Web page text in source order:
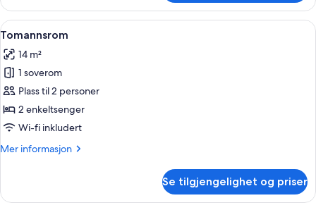
1
queensize-
seng
Åpne
alle
bildene
av
Tomannsrom
Allergitestet sengetøy, skrivebord
6
Tomannsrom
14 m²
1 soverom
Plass til 2 personer
2 enkeltsenger
Wi-fi inkludert
Mer informasjon
Mer
Se tilgjengelighet og priser